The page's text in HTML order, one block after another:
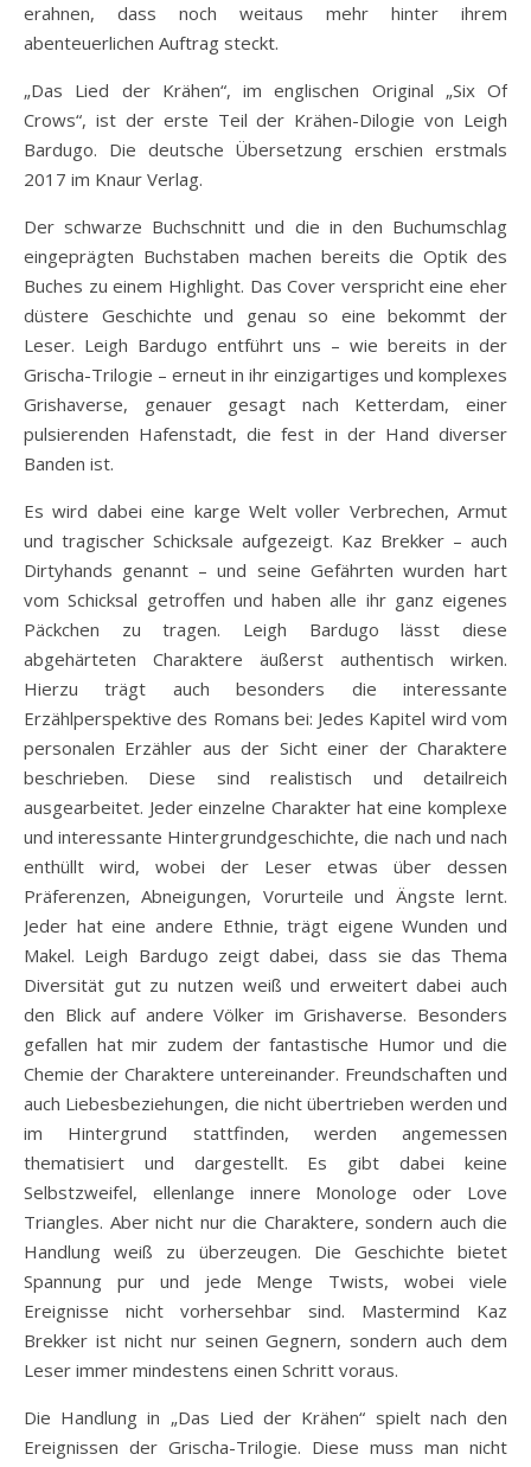
erahnen, dass noch weitaus mehr hinter ihrem
abenteuerlichen Auftrag steckt.
„Das Lied der Krähen“, im englischen Original „Six Of
Crows“, ist der erste Teil der Krähen-Dilogie von Leigh
Bardugo. Die deutsche Übersetzung erschien erstmals
2017 im Knaur Verlag.
Der schwarze Buchschnitt und die in den Buchumschlag
eingeprägten Buchstaben machen bereits die Optik des
Buches zu einem Highlight. Das Cover verspricht eine eher
düstere Geschichte und genau so eine bekommt der
Leser. Leigh Bardugo entführt uns – wie bereits in der
Grischa-Trilogie – erneut in ihr einzigartiges und komplexes
Grishaverse, genauer gesagt nach Ketterdam, einer
pulsierenden Hafenstadt, die fest in der Hand diverser
Banden ist.
Es wird dabei eine karge Welt voller Verbrechen, Armut
und tragischer Schicksale aufgezeigt. Kaz Brekker – auch
Dirtyhands genannt – und seine Gefährten wurden hart
vom Schicksal getroffen und haben alle ihr ganz eigenes
Päckchen zu tragen. Leigh Bardugo lässt diese
abgehärteten Charaktere äußerst authentisch wirken.
Hierzu trägt auch besonders die interessante
Erzählperspektive des Romans bei: Jedes Kapitel wird vom
personalen Erzähler aus der Sicht einer der Charaktere
beschrieben. Diese sind realistisch und detailreich
ausgearbeitet. Jeder einzelne Charakter hat eine komplexe
und interessante Hintergrundgeschichte, die nach und nach
enthüllt wird, wobei der Leser etwas über dessen
Präferenzen, Abneigungen, Vorurteile und Ängste lernt.
Jeder hat eine andere Ethnie, trägt eigene Wunden und
Makel. Leigh Bardugo zeigt dabei, dass sie das Thema
Diversität gut zu nutzen weiß und erweitert dabei auch
den Blick auf andere Völker im Grishaverse. Besonders
gefallen hat mir zudem der fantastische Humor und die
Chemie der Charaktere untereinander. Freundschaften und
auch Liebesbeziehungen, die nicht übertrieben werden und
im Hintergrund stattfinden, werden angemessen
thematisiert und dargestellt. Es gibt dabei keine
Selbstzweifel, ellenlange innere Monologe oder Love
Triangles. Aber nicht nur die Charaktere, sondern auch die
Handlung weiß zu überzeugen. Die Geschichte bietet
Spannung pur und jede Menge Twists, wobei viele
Ereignisse nicht vorhersehbar sind. Mastermind Kaz
Brekker ist nicht nur seinen Gegnern, sondern auch dem
Leser immer mindestens einen Schritt voraus.
Die Handlung in „Das Lied der Krähen“ spielt nach den
Ereignissen der Grischa-Trilogie. Diese muss man nicht